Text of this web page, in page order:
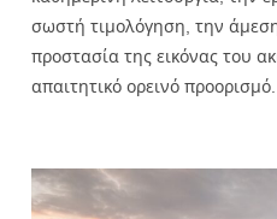
σωστή τιμολόγηση, την
προστασία της εικόνας του
απαιτητικό ορεινό προορισμό.